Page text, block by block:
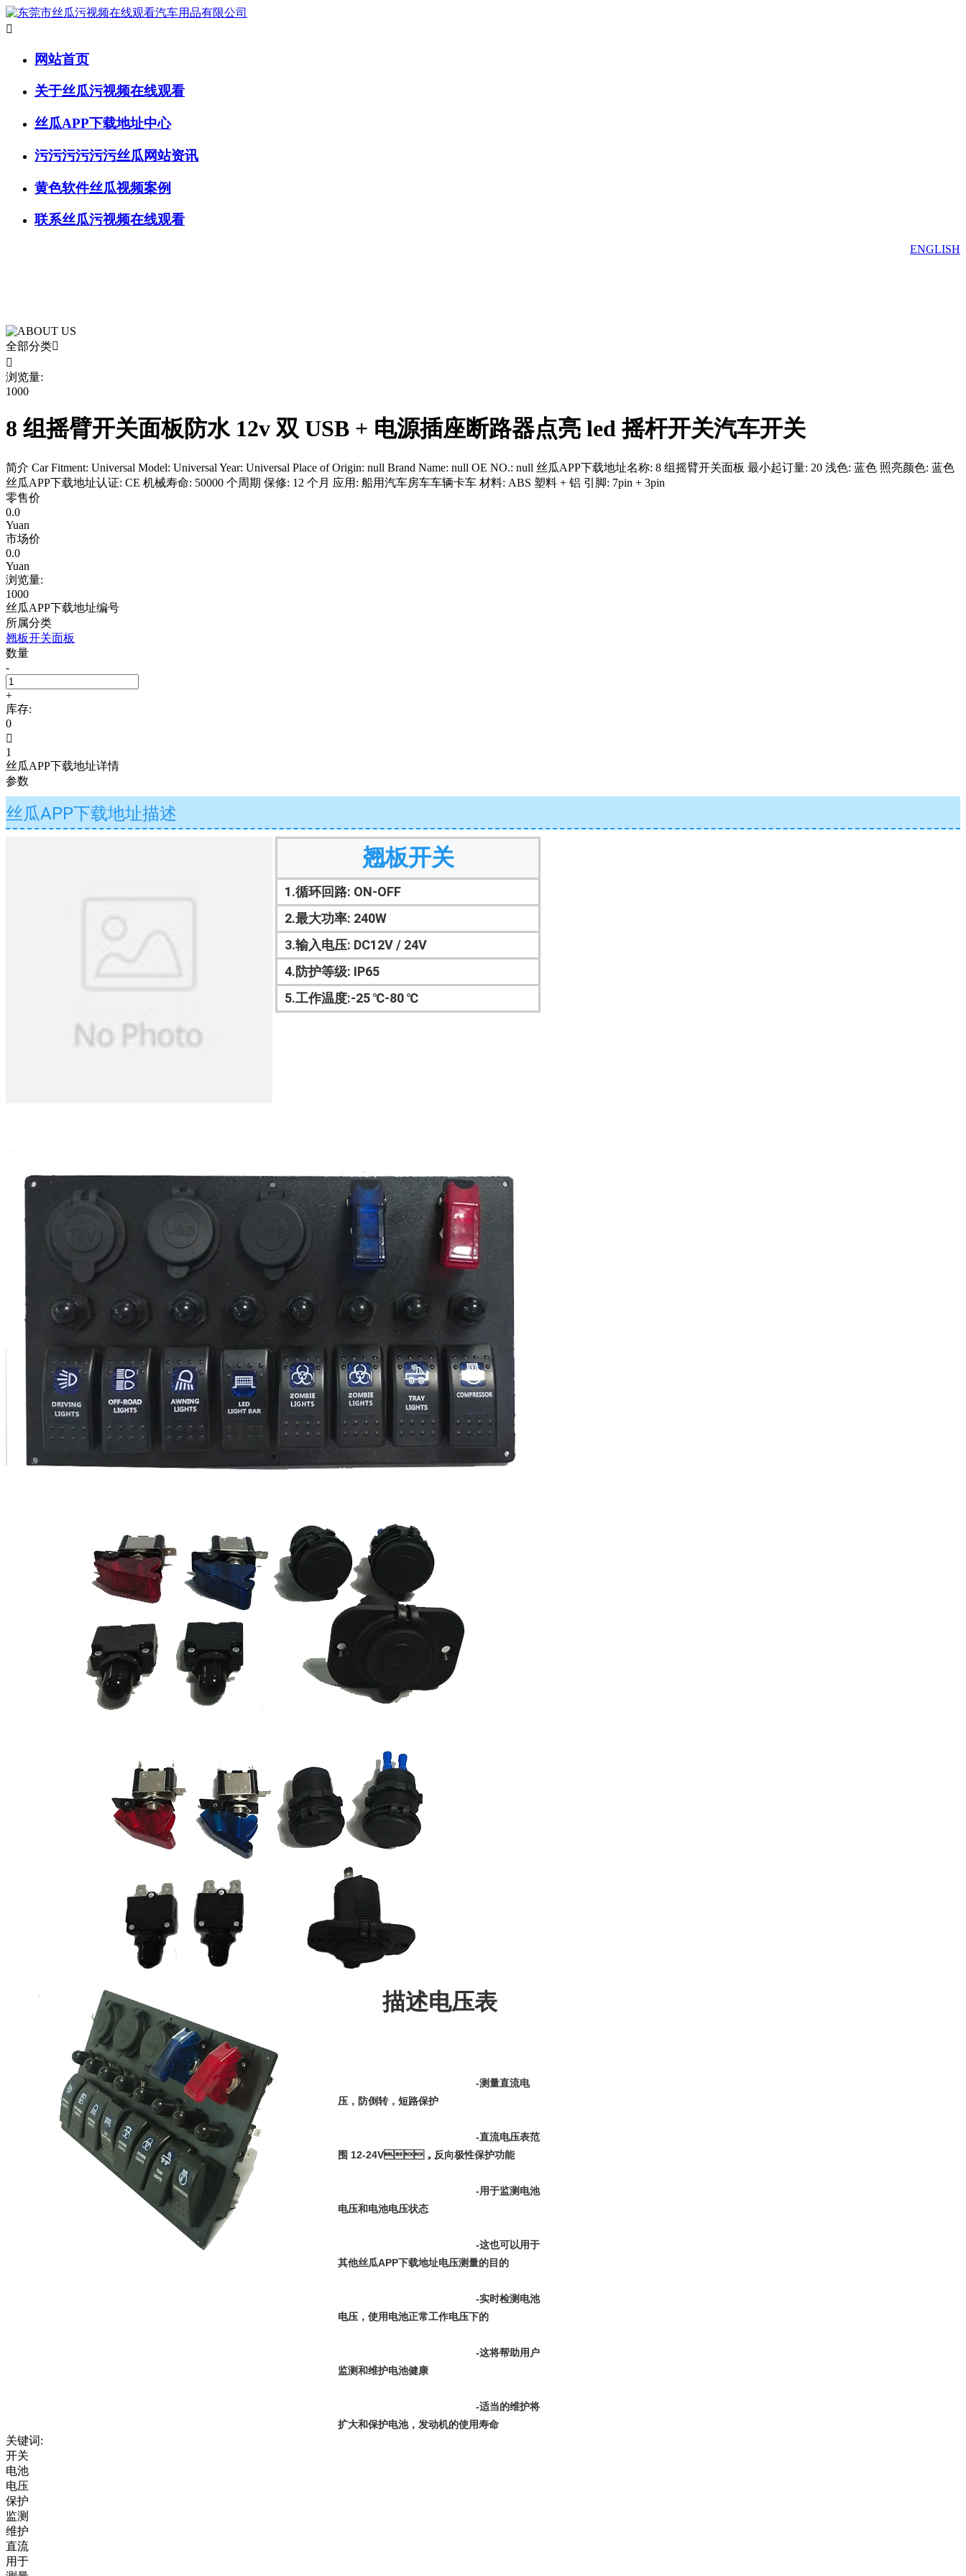

网站首页
关于丝瓜污视频在线观看
丝瓜APP下载地址中心
污污污污污污丝瓜网站资讯
黄色软件丝瓜视频案例
联系丝瓜污视频在线观看
ENGLISH
全部分类

浏览量:
1000
8 组摇臂开关面板防水 12v 双 USB + 电源插座断路器点亮 led 摇杆开关汽车开关
简介 Car Fitment: Universal Model: Universal Year: Universal Place of Origin: null Brand Name: null OE NO.: null 丝瓜APP下载地址名称: 8 组摇臂开关面板 最小起订量: 20 浅色: 蓝色 照亮颜色: 蓝色
丝瓜APP下载地址认证: CE 机械寿命: 50000 个周期 保修: 12 个月 应用: 船用汽车房车车辆卡车 材料: ABS 塑料 + 铝 引脚: 7pin + 3pin
零售价
0.0
Yuan
市场价
0.0
Yuan
浏览量:
1000
丝瓜APP下载地址编号
所属分类
翘板开关面板
数量
-
+
库存:
0

1
丝瓜APP下载地址详情
参数
丝瓜APP下载地址描述
翘板开关
1.循环回路: ON-OFF
2.最大功率: 240W
3.输入电压: DC12V / 24V
4.防护等级: IP65
5.工作温度:-25 ℃-80 ℃
描述电压表
-测量直流电
压，防倒转，短路保护
围 12-24V，反向极性保护功能
电压和电池电压状态
其他丝瓜APP下载地址电压测量的目的
电压，使用电池正常工作电压下的
监测和维护电池健康
扩大和保护电池，发动机的使用寿命
关键词:
开关
电池
电压
保护
监测
维护
直流
用于